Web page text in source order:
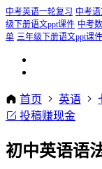
中考英语一轮复习 中考
级下册语文ppt课件 中考
单 三年级下册语文ppt课件
首页 英语
投稿赚现金
初中英语语